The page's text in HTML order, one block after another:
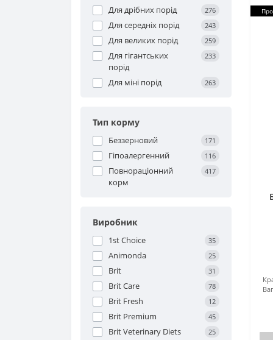
Для дрібних порід 276
Для середніх порід 243
Для великих порід 259
Для гігантських
порід
233
Для міні порід 263
Тип корму
Беззерновий 171
Гіпоалергенний 116
Повнораціонний
корм
417
Виробник
1st Choice 35
Animonda 25
Brit 31
Brit Care 78
Brit Fresh 12
Brit Premium 45
Brit Veterinary Diets 25